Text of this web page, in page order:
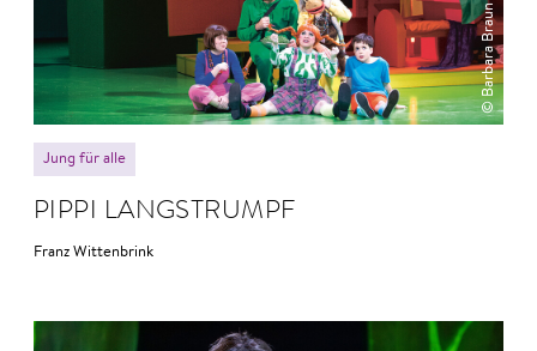
© Barbara Braun
Jung für alle
PIPPI LANG­STRUMPF
Franz Wittenbrink